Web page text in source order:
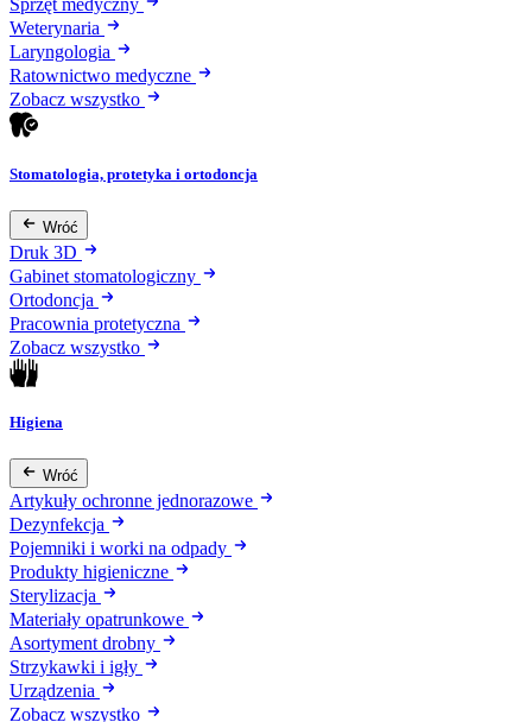
Weterynaria
Laryngologia
Ratownictwo medyczne
Zobacz wszystko
Stomatologia, protetyka i ortodoncja
Wróć
Druk 3D
Gabinet stomatologiczny
Ortodoncja
Pracownia protetyczna
Zobacz wszystko
Higiena
Wróć
Artykuły ochronne jednorazowe
Dezynfekcja
Pojemniki i worki na odpady
Produkty higieniczne
Sterylizacja
Materiały opatrunkowe
Asortyment drobny
Strzykawki i igły
Urządzenia
Zobacz wszystko